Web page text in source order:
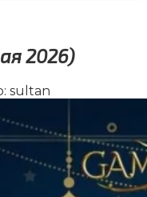
2026)
sultan